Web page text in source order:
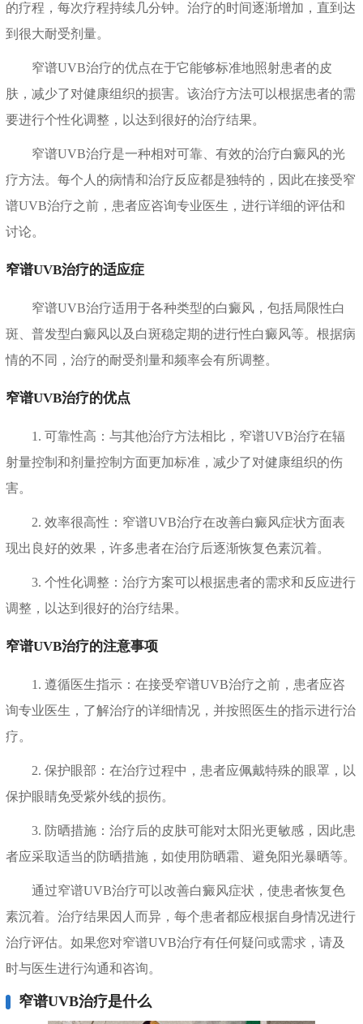
的疗程，每次疗程持续几分钟。治疗的时间逐渐增加，直到达
到很大耐受剂量。
窄谱UVB治疗的优点在于它能够标准地照射患者的皮
肤，减少了对健康组织的损害。该治疗方法可以根据患者的需
要进行个性化调整，以达到很好的治疗结果。
窄谱UVB治疗是一种相对可靠、有效的治疗白癜风的光
疗方法。每个人的病情和治疗反应都是独特的，因此在接受窄
谱UVB治疗之前，患者应咨询专业医生，进行详细的评估和
讨论。
窄谱UVB治疗的适应症
窄谱UVB治疗适用于各种类型的白癜风，包括局限性白
斑、普发型白癜风以及白斑稳定期的进行性白癜风等。根据病
情的不同，治疗的耐受剂量和频率会有所调整。
窄谱UVB治疗的优点
1. 可靠性高：与其他治疗方法相比，窄谱UVB治疗在辐
射量控制和剂量控制方面更加标准，减少了对健康组织的伤
害。
2. 效率很高性：窄谱UVB治疗在改善白癜风症状方面表
现出良好的效果，许多患者在治疗后逐渐恢复色素沉着。
3. 个性化调整：治疗方案可以根据患者的需求和反应进行
调整，以达到很好的治疗结果。
窄谱UVB治疗的注意事项
1. 遵循医生指示：在接受窄谱UVB治疗之前，患者应咨
询专业医生，了解治疗的详细情况，并按照医生的指示进行治
疗。
2. 保护眼部：在治疗过程中，患者应佩戴特殊的眼罩，以
保护眼睛免受紫外线的损伤。
3. 防晒措施：治疗后的皮肤可能对太阳光更敏感，因此患
者应采取适当的防晒措施，如使用防晒霜、避免阳光暴晒等。
通过窄谱UVB治疗可以改善白癜风症状，使患者恢复色
素沉着。治疗结果因人而异，每个患者都应根据自身情况进行
治疗评估。如果您对窄谱UVB治疗有任何疑问或需求，请及
时与医生进行沟通和咨询。
窄谱UVB治疗是什么